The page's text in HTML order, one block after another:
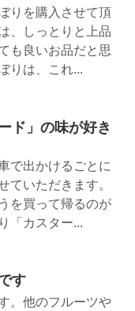
りを購入させて頂
、しっとりと上品
も良いお品だと思
りは、これ...
ド」の味が好き
で出かけるごとに
ていただきます。
を買って帰るのが
「カスター...
す
。他のフルーツや